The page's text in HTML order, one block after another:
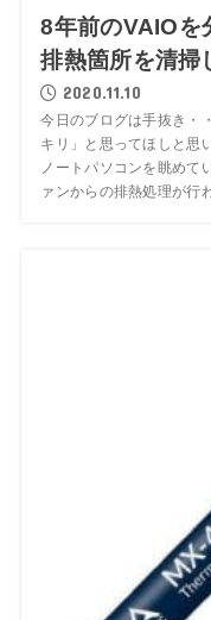
8年前のVAIOを
排熱箇所を清掃
2020.11.10
今日のブログは手抜き・
キリ」と思ってほしと思
ノートパソコンを眺めて
ァンからの排熱処理が行